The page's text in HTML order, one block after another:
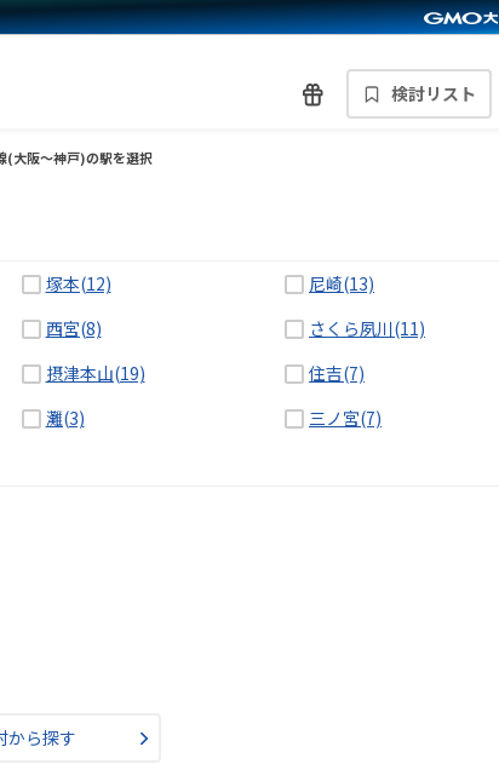
検討リスト
(大阪～神戸)の駅を選択
塚本(12) 尼崎(13)
西宮(8) さくら夙川(11)
摂津本山(19) 住吉(7)
灘(3) 三ノ宮(7)
から探す